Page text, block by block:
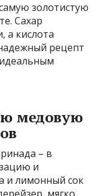
золотистую
Сахар
а кислота
рецепт
медовую
– в
и
и лимонный сок